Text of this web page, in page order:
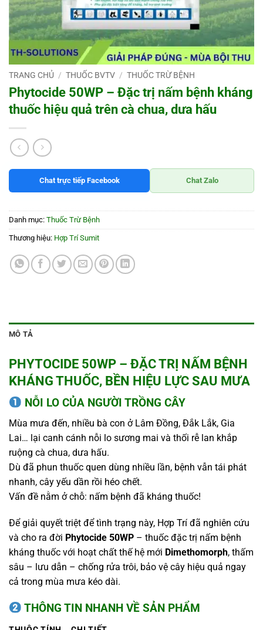
TRANG CHỦ / THUỐC BVTV / THUỐC TRỪ BỆNH
Phytocide 50WP – Đặc trị nấm bệnh kháng
thuốc hiệu quả trên cà chua, dưa hấu
Chat trực tiếp Facebook Chat Zalo
Danh mục: Thuốc Trừ Bệnh
Thương hiệu: Hợp Trí Sumit
MÔ TẢ
PHYTOCIDE 50WP – ĐẶC TRỊ NẤM BỆNH
KHÁNG THUỐC, BỀN HIỆU LỰC SAU MƯA
NỖI LO CỦA NGƯỜI TRỒNG CÂY
Mùa mưa đến, nhiều bà con ở Lâm Đồng, Đắk Lắk, Gia
Lai… lại canh cánh nỗi lo sương mai và thối rễ lan khắp
ruộng cà chua, dưa hấu.
Dù đã phun thuốc quen dùng nhiều lần, bệnh vẫn tái phát
nhanh, cây yếu dần rồi héo chết.
Vấn đề nằm ở chỗ: nấm bệnh đã kháng thuốc!
Để giải quyết triệt để tình trạng này, Hợp Trí đã nghiên cứu
và cho ra đời Phytocide 50WP – thuốc đặc trị nấm bệnh
kháng thuốc với hoạt chất thế hệ mới Dimethomorph, thấm
sâu – lưu dẫn – chống rửa trôi, bảo vệ cây hiệu quả ngay
cả trong mùa mưa kéo dài.
THÔNG TIN NHANH VỀ SẢN PHẨM